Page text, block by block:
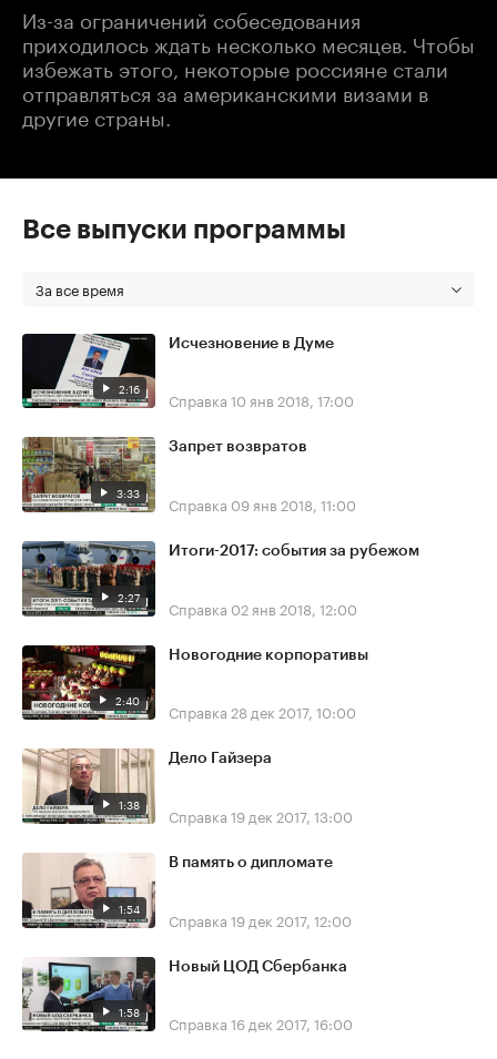
Из-за ограничений собеседования
приходилось ждать несколько месяцев. Чтобы
избежать этого, некоторые россияне стали
отправляться за американскими визами в
другие страны.
Все выпуски программы
За все время
2:16
Исчезновение в Думе
Справка 10 янв 2018, 17:00
3:33
Запрет возвратов
Справка 09 янв 2018, 11:00
2:27
Итоги-2017: события за рубежом
Справка 02 янв 2018, 12:00
2:40
Новогодние корпоративы
Справка 28 дек 2017, 10:00
1:38
Дело Гайзера
Справка 19 дек 2017, 13:00
1:54
В память о дипломате
Справка 19 дек 2017, 12:00
1:58
Новый ЦОД Сбербанка
Справка 16 дек 2017, 16:00